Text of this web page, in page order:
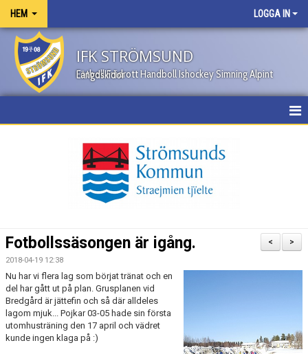
HEM LOGGA IN
IFK STRÖMSUND
Fotboll Friidrott Handboll Ishockey Simning Alpint Längdskidor
KALENDER
BILDGALLERI
DOKUMENT
>
<
Fotbollssäsongen är igång.
2018-04-19 12:38
Nu har vi flera lag som börjat tränat och en
del har gått ut på plan. Grusplanen vid
Bredgård är jättefin och så där alldeles
lagom mjuk... Pojkar 03-05 hade sin första
utomhusträning den 17 april och vädret
kunde ingen klaga på :)